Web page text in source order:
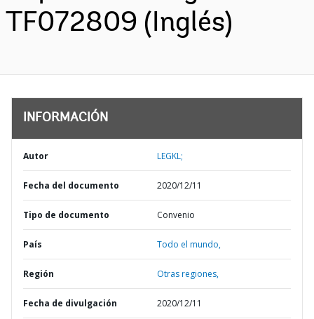
TF072809 (Inglés)
INFORMACIÓN
Autor LEGKL;
Fecha del documento 2020/12/11
Tipo de documento Convenio
País Todo el mundo,
Región Otras regiones,
Fecha de divulgación 2020/12/11